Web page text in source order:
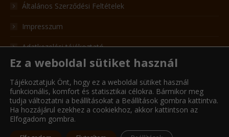
Általános Szerződési Feltételek
Impresszum
Adatkezelési tájékoztató
Adatkezelési formanyomtatvány
Cookie kezelési tájékoztató
© KincsesHáz - 2022
Ez a weboldal sütiket használ
Tájékoztatjuk Önt, hogy ez a weboldal sütiket használ
funkcionális, komfort és statisztikai célokra. Bármikor meg
tudja változtatni a beállításokat a Beállítások gombra kattintva.
Ha hozzájárul ezekhez a cookiekhoz, akkor kattintson az
Elfogadom gombra.